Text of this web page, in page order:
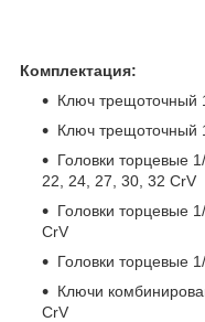
Комплектация:
Ключ трещоточный
Ключ трещоточный
Головки торцевые
22, 24, 27, 30, 32 CrV
Головки торцевые
CrV
Головки торцевые
Ключи
CrV